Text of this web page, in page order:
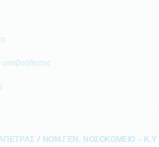
υποβοήθησης
/ ΝΟΜ.ΓΕΝ. ΝΟΣΟΚΟΜΕΙΟ - Κ.Υ